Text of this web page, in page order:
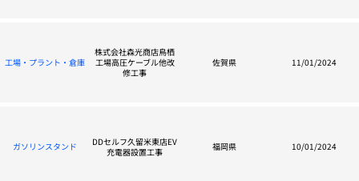
工場・プラント・倉庫
株式会社森光商店鳥栖
工場高圧ケーブル他改
修工事
佐賀県 11/01/2024
ガソリンスタンド
DDセルフ久留米東店EV
充電器設置工事
福岡県 10/01/2024